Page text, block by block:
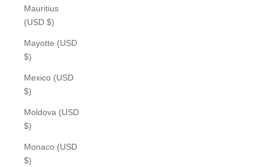
Mauritius
(USD $)
Mayotte (USD
$)
Mexico (USD
$)
Moldova (USD
$)
Monaco (USD
$)